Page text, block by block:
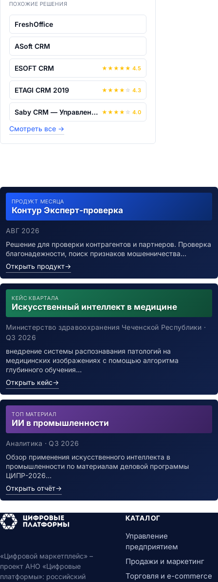
ПОХОЖИЕ РЕШЕНИЯ
FreshOffice
ASoft CRM
ESOFT CRM ★ ★ ★ ★ ★ 4.5
ETAGI CRM 2019 ★ ★ ★ ★ ☆ 4.3
Saby CRM — Управление продажами ★ ★ ★ ★ ☆ 4.0
Смотреть все →
ПРОДУКТ МЕСЯЦА
Контур Эксперт-проверка
АВГ 2026
Решение для проверки контрагентов и партнеров. Проверка
благонадежности, поиск признаков мошенничества…
Открыть продукт→
КЕЙС КВАРТАЛА
Искусственный интеллект в медицине
Министерство здравоохранения Чеченской Республики ·
Q3 2026
внедрение системы распознавания патологий на
медицинских изображениях с помощью алгоритма
глубинного обучения…
Открыть кейс→
ТОП МАТЕРИАЛ
ИИ в промышленности
Аналитика · Q3 2026
Обзор применения искусственного интеллекта в
промышленности по материалам деловой программы
ЦИПР-2026…
Открыть отчёт→
«Цифровой маркетплейс» –
проект АНО «Цифровые
платформы»: российский
КАТАЛОГ
Управление
предприятием
Продажи и маркетинг
Торговля и e-commerce